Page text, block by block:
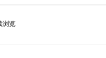
浏览